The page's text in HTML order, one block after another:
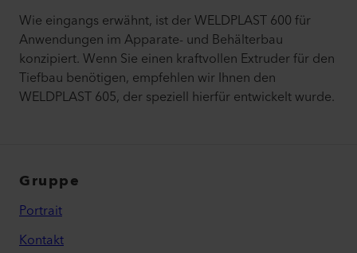
Wie eingangs erwähnt, ist der WELDPLAST 600 für
Anwendungen im Apparate- und Behälterbau
konzipiert. Wenn Sie einen kraftvollen Extruder für den
Tiefbau benötigen, empfehlen wir Ihnen den
WELDPLAST 605, der speziell hierfür entwickelt wurde.
Gruppe
Portrait
Kontakt